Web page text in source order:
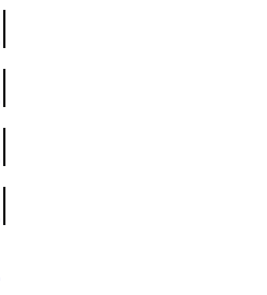
|
|
|
|